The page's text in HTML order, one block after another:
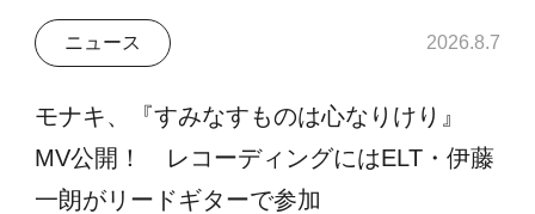
ニュース 2026.8.7
モナキ、『すみなすものは心なりけり』
MV公開！ レコーディングにはELT・伊藤
一朗がリードギターで参加